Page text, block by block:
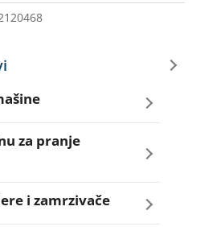
mašinu
za pranje
i zamrzivače